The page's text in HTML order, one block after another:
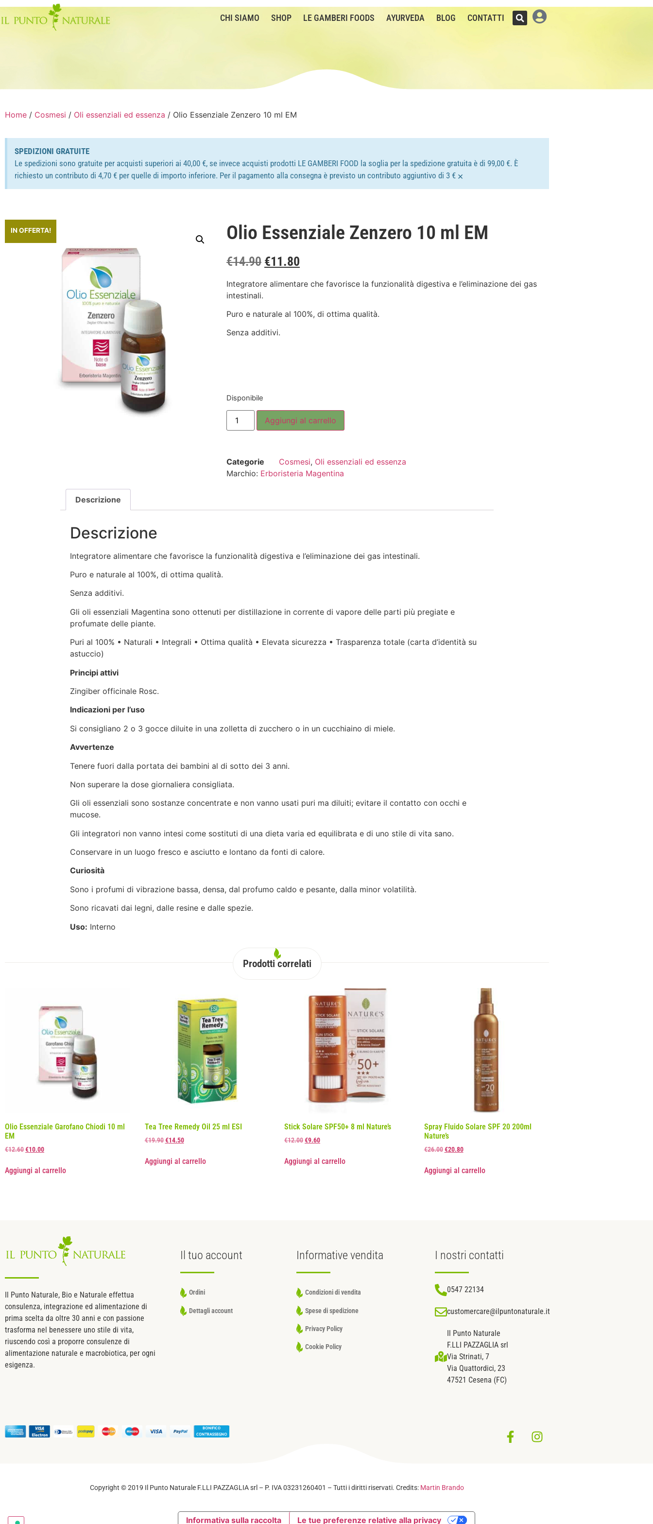
CHI SIAMO SHOP LE GAMBERI FOODS AYURVEDA BLOG CONTATTI
Home / Cosmesi / Oli essenziali ed essenza / Olio Essenziale Zenzero 10 ml EM
SPEDIZIONI GRATUITE
Le spedizioni sono gratuite per acquisti superiori ai 40,00 €, se invece acquisti prodotti LE GAMBERI FOOD la soglia per la spedizione gratuita è di 99,00 €. È
richiesto un contributo di 4,70 € per quelle di importo inferiore. Per il pagamento alla consegna è previsto un contributo aggiuntivo di 3 € ×
IN OFFERTA! Olio Essenziale Zenzero 10 ml EM
€14.90 €11.80
Integratore alimentare che favorisce la funzionalità digestiva e l’eliminazione dei gas
intestinali.
Puro e naturale al 100%, di ottima qualità.
Senza additivi.
Disponibile
Aggiungi al carrello
Categorie Cosmesi, Oli essenziali ed essenza
Marchio: Erboristeria Magentina
Descrizione
Descrizione
Integratore alimentare che favorisce la funzionalità digestiva e l’eliminazione dei gas intestinali.
Puro e naturale al 100%, di ottima qualità.
Senza additivi.
Gli oli essenziali Magentina sono ottenuti per distillazione in corrente di vapore delle parti più pregiate e
profumate delle piante.
Puri al 100% • Naturali • Integrali • Ottima qualità • Elevata sicurezza • Trasparenza totale (carta d’identità su
astuccio)
Principi attivi
Zingiber officinale Rosc.
Indicazioni per l’uso
Si consigliano 2 o 3 gocce diluite in una zolletta di zucchero o in un cucchiaino di miele.
Avvertenze
Tenere fuori dalla portata dei bambini al di sotto dei 3 anni.
Non superare la dose giornaliera consigliata.
Gli oli essenziali sono sostanze concentrate e non vanno usati puri ma diluiti; evitare il contatto con occhi e
mucose.
Gli integratori non vanno intesi come sostituti di una dieta varia ed equilibrata e di uno stile di vita sano.
Conservare in un luogo fresco e asciutto e lontano da fonti di calore.
Curiosità
Sono i profumi di vibrazione bassa, densa, dal profumo caldo e pesante, dalla minor volatilità.
Sono ricavati dai legni, dalle resine e dalle spezie.
Uso: Interno
Prodotti correlati
Olio Essenziale Garofano Chiodi 10 ml
EM
€12.60€10.00
Aggiungi al carrello
Tea Tree Remedy Oil 25 ml ESI
€19.90 €14.50
Aggiungi al carrello
Stick Solare SPF50+ 8 ml Nature’s
€12.00€9.60
Aggiungi al carrello
Spray Fluido Solare SPF 20 200ml
Nature’s
€26.00 €20.80
Aggiungi al carrello
Il Punto Naturale, Bio e Naturale effettua
consulenza, integrazione ed alimentazione di
prima scelta da oltre 30 anni e con passione
trasforma nel benessere uno stile di vita,
riuscendo così a proporre consulenze di
alimentazione naturale e macrobiotica, per ogni
esigenza.
Il tuo account
Ordini
Dettagli account
Informative vendita
Condizioni di vendita
Spese di spedizione
Privacy Policy
Cookie Policy
I nostri contatti
0547 22134
customercare@ilpuntonaturale.it
Il Punto Naturale
F.LLI PAZZAGLIA srl
Via Strinati, 7
Via Quattordici, 23
47521 Cesena (FC)
Copyright © 2019 Il Punto Naturale F.LLI PAZZAGLIA srl – P. IVA 03231260401 – Tutti i diritti riservati. Credits: Martin Brando
Informativa sulla raccolta Le tue preferenze relative alla privacy